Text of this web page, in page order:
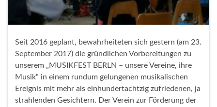
Seit 2016 geplant, bewahrheiteten sich gestern (am 23.
September 2017) die gründlichen Vorbereitungen zu
unserem „MUSIKFEST BERLN – unsere Vereine, ihre
Musik“ in einem rundum gelungenen musikalischen
Ereignis mit mehr als einhundertachtzig zufriedenen, ja
strahlenden Gesichtern. Der Verein zur Förderung der